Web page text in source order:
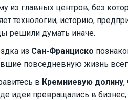
из главных центров, без
технологии, историю,
решили думать иначе.
из Сан-Франциско
повседневную жизнь
в Кремниевую долину,
идеи превращались в